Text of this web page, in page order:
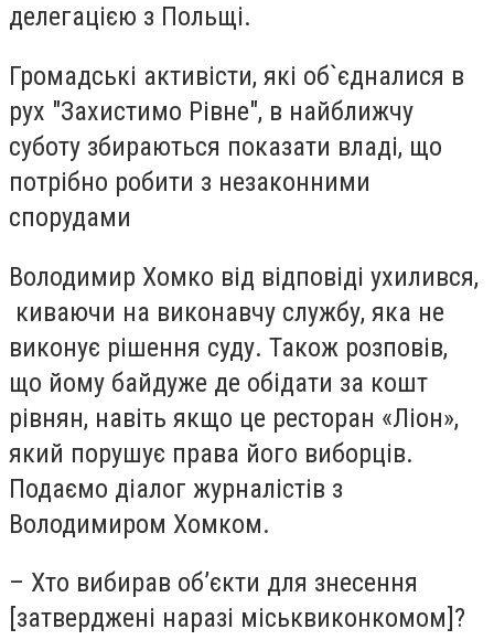
делегацією з Польщі.
Громадські активісти, які об`єдналися в
рух "Захистимо Рівне", в найближчу
суботу збираються показати владі, що
потрібно робити з незаконними
спорудами
Володимир Хомко від відповіді ухилився,
киваючи на виконавчу службу, яка не
виконує рішення суду. Також розповів,
що йому байдуже де обідати за кошт
рівнян, навіть якщо це ресторан «Ліон»,
який порушує права його виборців.
Подаємо діалог журналістів з
Володимиром Хомком.
– Хто вибирав об’єкти для знесення
[затверджені наразі міськвиконкомом]?